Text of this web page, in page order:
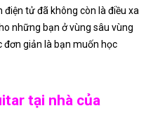
tử đã không còn là điều xa
những bạn ở vùng sâu vùng
đơn giản là bạn muốn học
tại nhà của